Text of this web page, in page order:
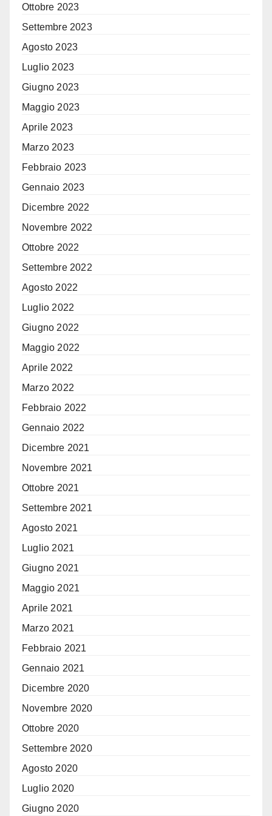
Ottobre 2023
Settembre 2023
Agosto 2023
Luglio 2023
Giugno 2023
Maggio 2023
Aprile 2023
Marzo 2023
Febbraio 2023
Gennaio 2023
Dicembre 2022
Novembre 2022
Ottobre 2022
Settembre 2022
Agosto 2022
Luglio 2022
Giugno 2022
Maggio 2022
Aprile 2022
Marzo 2022
Febbraio 2022
Gennaio 2022
Dicembre 2021
Novembre 2021
Ottobre 2021
Settembre 2021
Agosto 2021
Luglio 2021
Giugno 2021
Maggio 2021
Aprile 2021
Marzo 2021
Febbraio 2021
Gennaio 2021
Dicembre 2020
Novembre 2020
Ottobre 2020
Settembre 2020
Agosto 2020
Luglio 2020
Giugno 2020